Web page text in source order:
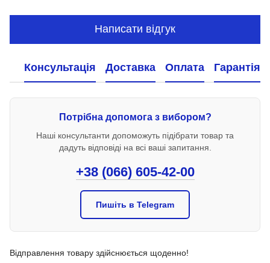
Написати відгук
Консультація Доставка Оплата Гарантія
Потрібна допомога з вибором?
Наші консультанти допоможуть підібрати товар та
дадуть відповіді на всі ваші запитання.
+38 (066) 605-42-00
Пишіть в Telegram
Відправлення товару здійснюється щоденно!